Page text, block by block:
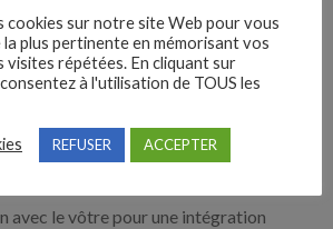
solutions entreprises
! Moteurs de recherches,
payant… nombreux sont nos
avec le vôtre pour une intégration
cookies sur notre site Web pour vous
plus pertinente en mémorisant vos
visites répétées. En cliquant sur
à l'utilisation de TOUS les
REFUSER ACCEPTER